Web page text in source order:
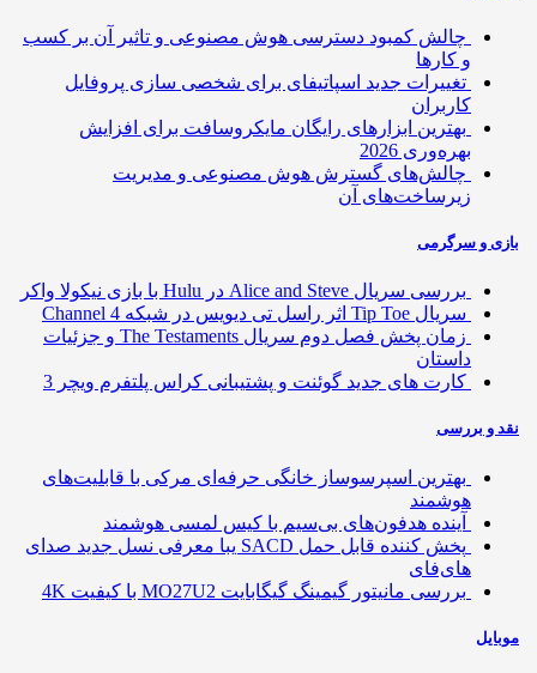
چالش کمبود دسترسی هوش مصنوعی و تاثیر آن بر کسب
و کارها
تغییرات جدید اسپاتیفای برای شخصی سازی پروفایل
کاربران
بهترین ابزارهای رایگان مایکروسافت برای افزایش
بهره‌وری 2026
چالش‌های گسترش هوش مصنوعی و مدیریت
زیرساخت‌های آن
و سرگرمی
بررسی سریال Alice and Steve در Hulu با بازی نیکولا واکر
سریال Tip Toe اثر راسل تی دیویس در شبکه Channel 4
زمان پخش فصل دوم سریال The Testaments و جزئیات
داستان
کارت های جدید گوئنت و پشتیبانی کراس پلتفرم ویچر 3
و بررسی
بهترین اسپرسوساز خانگی حرفه‌ای مرکی با قابلیت‌های
هوشمند
آینده هدفون‌های بی‌سیم با کیس لمسی هوشمند
پخش کننده قابل حمل SACD یبا معرفی نسل جدید صدای
های‌فای
بررسی مانیتور گیمینگ گیگابایت MO27U2 با کیفیت 4K